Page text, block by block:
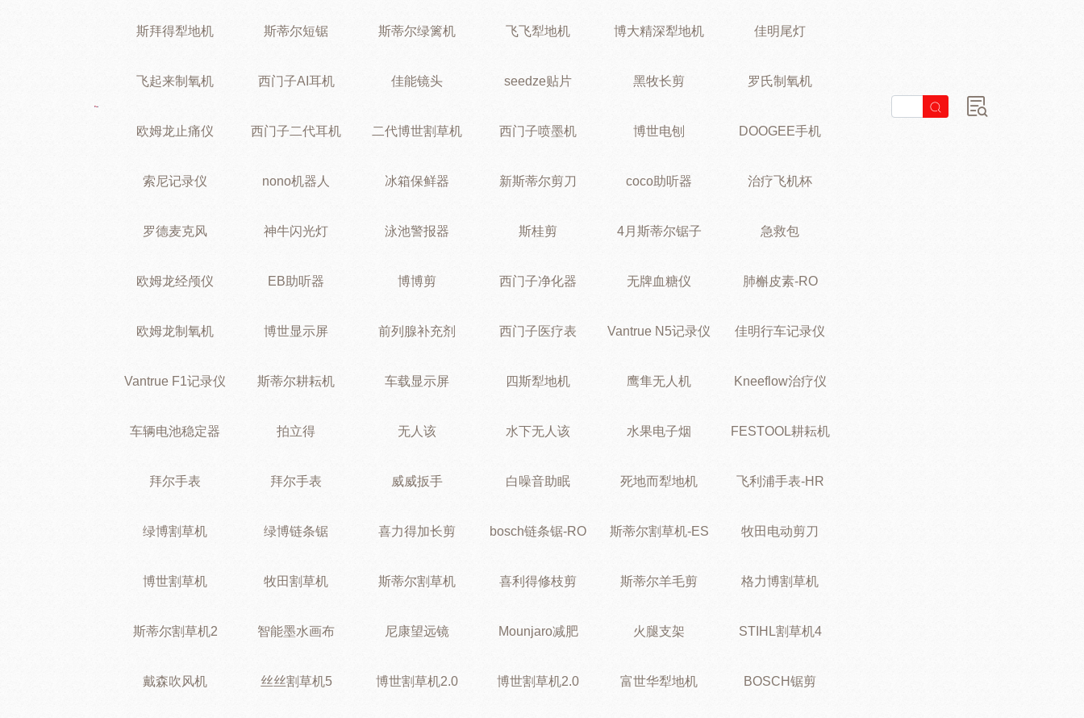
斯拜得犁地机 斯蒂尔短锯 斯蒂尔绿篱机 飞飞犁地机 博大精深犁地机 佳明尾灯
飞起来制氧机 西门子AI耳机 佳能镜头 seedze贴片 黑牧长剪 罗氏制氧机
欧姆龙止痛仪 西门子二代耳机 二代博世割草机 西门子喷墨机 博世电刨 DOOGEE手机
索尼记录仪 nono机器人 冰箱保鲜器 新斯蒂尔剪刀 coco助听器 治疗飞机杯
罗德麦克风 神牛闪光灯 泳池警报器 斯桂剪 4月斯蒂尔锯子 急救包
欧姆龙经颅仪 EB助听器 博博剪 西门子净化器 无牌血糖仪 肺槲皮素-RO
欧姆龙制氧机 博世显示屏 前列腺补充剂 西门子医疗表 Vantrue N5记录仪 佳明行车记录仪
Vantrue F1记录仪 斯蒂尔耕耘机 车载显示屏 四斯犁地机 鹰隼无人机 Kneeflow治疗仪
车辆电池稳定器 拍立得 无人该 水下无人该 水果电子烟 FESTOOL耕耘机
拜尔手表 拜尔手表 威威扳手 白噪音助眠 死地而犁地机 飞利浦手表-HR
绿博割草机 绿博链条锯 喜力得加长剪 bosch链条锯-RO 斯蒂尔割草机-ES 牧田电动剪刀
博世割草机 牧田割草机 斯蒂尔割草机 喜利得修枝剪 斯蒂尔羊毛剪 格力博割草机
斯蒂尔割草机2 智能墨水画布 尼康望远镜 Mounjaro减肥 火腿支架 STIHL割草机4
戴森吹风机 丝丝割草机5 博世割草机2.0 博世割草机2.0 富世华犁地机 BOSCH锯剪